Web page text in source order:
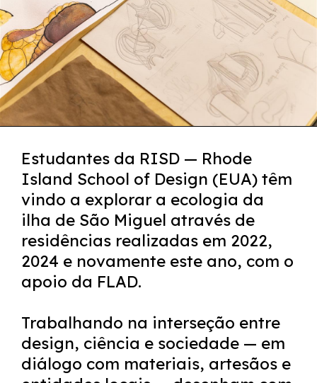
Estudantes da RISD — Rhode
Island School of Design (EUA) têm
vindo a explorar a ecologia da
ilha de São Miguel através de
residências realizadas em 2022,
2024 e novamente este ano, com o
apoio da FLAD.
Trabalhando na interseção entre
design, ciência e sociedade — em
diálogo com materiais, artesãos e